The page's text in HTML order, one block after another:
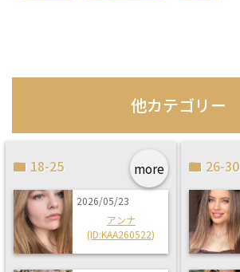
他カテゴリー
more
18-25
2026/05/23
アンナ
(ID:KAA260522)
26-30